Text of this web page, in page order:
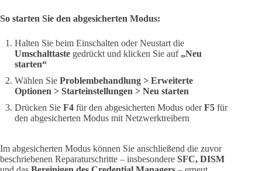
So starten Sie den abgesicherten Modus:
Halten Sie beim Einschalten oder Neustart die
Umschalttaste gedrückt und klicken Sie auf „Neu
starten“
Wählen Sie Problembehandlung > Erweiterte
Optionen > Starteinstellungen > Neu starten
Drücken Sie F4 für den abgesicherten Modus oderF5 für
den abgesicherten Modus mit Netzwerktreibern
Im abgesicherten Modus können Sie anschließend die zuvor
beschriebenen Reparaturschritte – insbesondere SFC, DISM